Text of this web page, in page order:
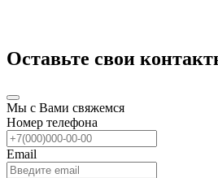
Оставьте свои
Мы с Вами свяжемся
Номер телефона
Email